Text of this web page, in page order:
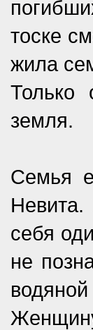
тоске
жила
Только
земля.
Семья
Невита.
себя
не